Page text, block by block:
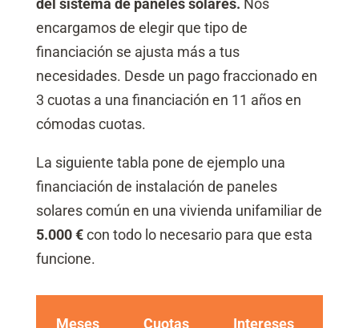
del sistema de paneles solares. Nos
encargamos de elegir que tipo de
financiación se ajusta más a tus
necesidades. Desde un pago fraccionado en
3 cuotas a una financiación en 11 años en
cómodas cuotas.
La siguiente tabla pone de ejemplo una
financiación de instalación de paneles
solares común en una vivienda unifamiliar de
5.000 €con todo lo necesario para que esta
funcione.
Meses Cuotas Intereses